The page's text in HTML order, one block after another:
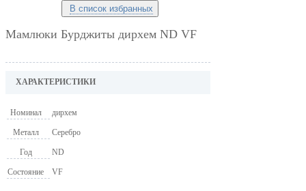
В список избранных
Мамлюки Бурджиты дирхем ND VF
ХАРАКТЕРИСТИКИ
Номинал дирхем
Металл Серебро
Год ND
Состояние VF